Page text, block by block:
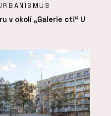
v okolí „Galerie cti“ U